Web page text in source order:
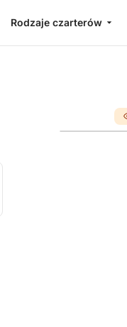
Rodzaje czarterów